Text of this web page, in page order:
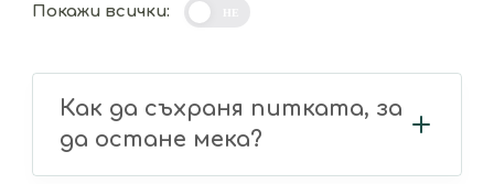
Покажи всички:
Как да съхраня питката, за
да остане мека?